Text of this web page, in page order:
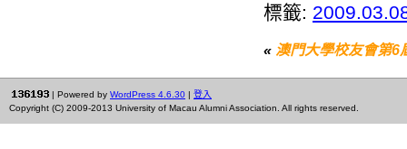
標籤:
« 澳門大學校友會第6
| Powered by WordPress 4.6.30 | 登入
Copyright (C) 2009-2013 University of Macau Alumni Association. All rights reserved.